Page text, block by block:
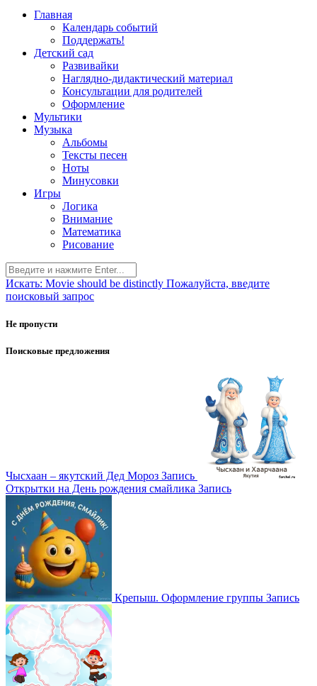
Главная
Календарь событий
Поддержать!
Детский сад
Развивайки
Наглядно-дидактический материал
Консультации для родителей
Оформление
Мультики
Музыка
Альбомы
Тексты песен
Ноты
Минусовки
Игры
Логика
Внимание
Математика
Рисование
Искать: Movie should be distinctly Пожалуйста, введите
поисковый запрос
Не пропусти
Поисковые предложения
Чысхаан – якутский Дед Мороз Запись
Открытки на День рождения смайлика Запись
Крепыш. Оформление группы Запись